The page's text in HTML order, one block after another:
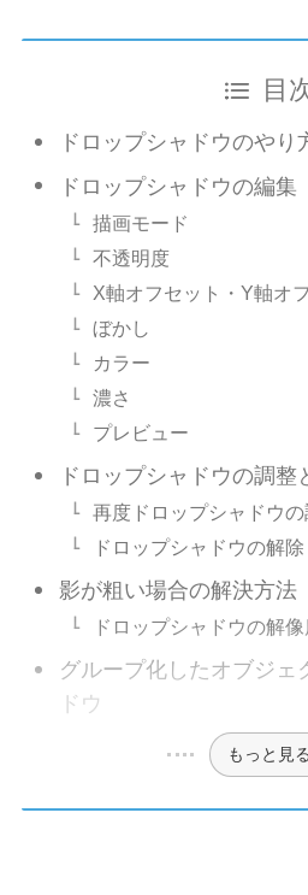
目
ドロップシャドウのやり
ドロップシャドウの編集
描画モード
不透明度
X軸オフセット・Y軸オ
ぼかし
カラー
濃さ
プレビュー
ドロップシャドウの調整
再度ドロップシャドウ
ドロップシャドウの解除
影が粗い場合の解決方法
ドロップシャドウの解
グループ化したオブジェ
ドウ
もっと見る